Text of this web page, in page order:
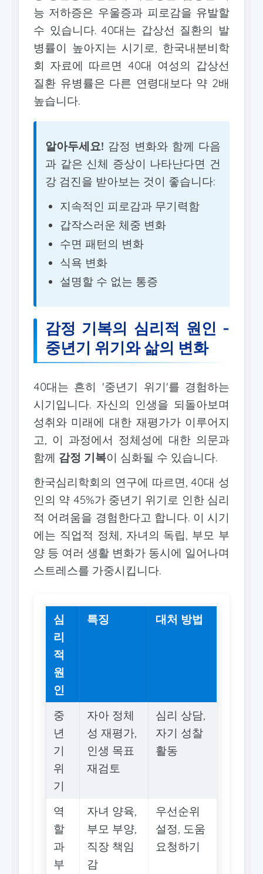
능 저하증은 우울증과 피로감을 유발할
수 있습니다. 40대는 갑상선 질환의 발
병률이 높아지는 시기로, 한국내분비학
회 자료에 따르면 40대 여성의 갑상선
질환 유병률은 다른 연령대보다 약 2배
높습니다.
알아두세요! 감정 변화와 함께 다음
과 같은 신체 증상이 나타난다면 건
강 검진을 받아보는 것이 좋습니다:
지속적인 피로감과 무기력함
갑작스러운 체중 변화
수면 패턴의 변화
식욕 변화
설명할 수 없는 통증
감정 기복의 심리적 원인 -
중년기 위기와 삶의 변화
40대는 흔히 '중년기 위기'를 경험하는
시기입니다. 자신의 인생을 되돌아보며
성취와 미래에 대한 재평가가 이루어지
고, 이 과정에서 정체성에 대한 의문과
함께 감정 기복이 심화될 수 있습니다.
한국심리학회의 연구에 따르면, 40대 성
인의 약 45%가 중년기 위기로 인한 심리
적 어려움을 경험한다고 합니다. 이 시기
에는 직업적 정체, 자녀의 독립, 부모 부
양 등 여러 생활 변화가 동시에 일어나며
스트레스를 가중시킵니다.
심
리
적
원
인
특징 대처 방법
중
년
기
위
기
자아 정체
성 재평가,
인생 목표
재검토
심리 상담,
자기 성찰
활동
역
할
과
부
자녀 양육,
부모 부양,
직장 책임
감
우선순위
설정, 도움
요청하기